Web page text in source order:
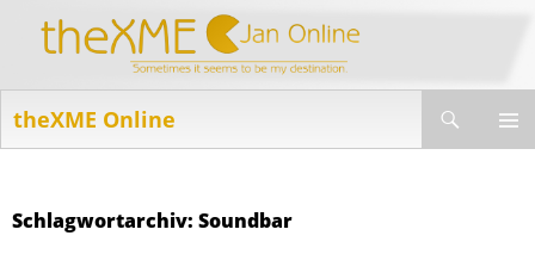
theXME Online
Schlagwortarchiv: Soundbar